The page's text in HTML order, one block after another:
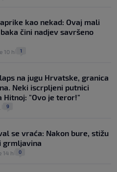
kao nekad: Ovaj mali
čini nadjev savršeno
10 h 1
na jugu Hrvatske, granica
Neki iscrpljeni putnici
Hitnoj: "Ovo je teror!"
9
se vraća: Nakon bure, stižu
grmljavina
14 h 0